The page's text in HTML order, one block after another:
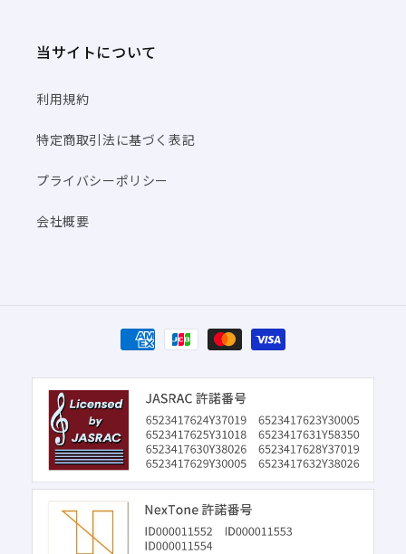
当サイトについて
利用規約
特定商取引法に基づく表記
プライバシーポリシー
会社概要
決
済
方
法